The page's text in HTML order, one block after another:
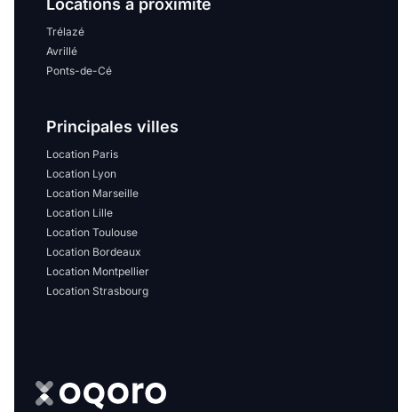
Locations à proximité
Trélazé
Avrillé
Ponts-de-Cé
Principales villes
Location Paris
Location Lyon
Location Marseille
Location Lille
Location Toulouse
Location Bordeaux
Location Montpellier
Location Strasbourg